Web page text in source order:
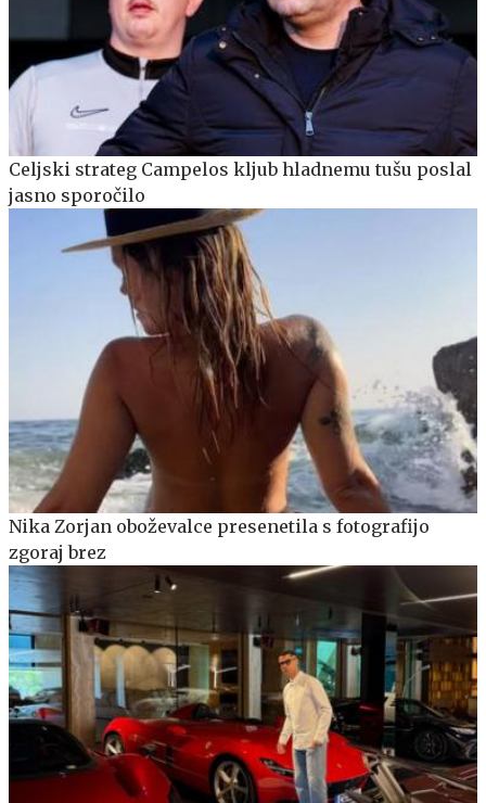
Celjski strateg Campelos kljub hladnemu tušu poslal
jasno sporočilo
Nika Zorjan oboževalce presenetila s fotografijo
zgoraj brez